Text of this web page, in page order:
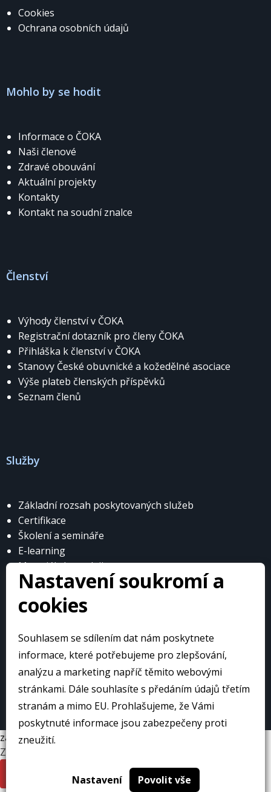
Cookies
Ochrana osobních údajů
Mohlo by se hodit
Informace o ČOKA
Naši členové
Zdravé obouvání
Aktuální projekty
Kontakty
Kontakt na soudní znalce
Členství
Výhody členství v ČOKA
Registrační dotazník pro členy ČOKA
Přihláška k členství v ČOKA
Stanovy České obuvnické a kožedělné asociace
Výše plateb členských příspěvků
Seznam členů
Služby
Základní rozsah poskytovaných služeb
Certifikace
Školení a semináře
E-learning
Materiály k prodeji
© Česká obuvnická a kožedělná asociace
Web přivedlo k životu:
zavrit
Změnit jazyk
English
Nastavení soukromí a
cookies
Souhlasem se sdílením dat nám poskytnete
informace, které potřebujeme pro zlepšování,
analýzu a marketing napříč těmito webovými
stránkami. Dále souhlasíte s předáním údajů třetím
stranám a mimo EU. Prohlašujeme, že Vámi
poskytnuté informace jsou zabezpečeny proti
zneužití.
Nastavení Povolit vše